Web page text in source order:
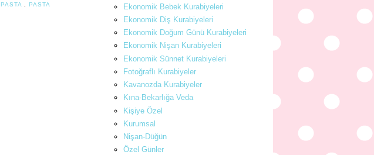
PASTA
PASTA
Ekonomik Bebek Kurabiyeleri
Ekonomik Diş Kurabiyeleri
Ekonomik Doğum Günü Kurabiyeleri
Ekonomik Nişan Kurabiyeleri
Ekonomik Sünnet Kurabiyeleri
Fotoğraflı Kurabiyeler
Kavanozda Kurabiyeler
Kına-Bekarlığa Veda
Kişiye Özel
Kurumsal
Nişan-Düğün
Özel Günler